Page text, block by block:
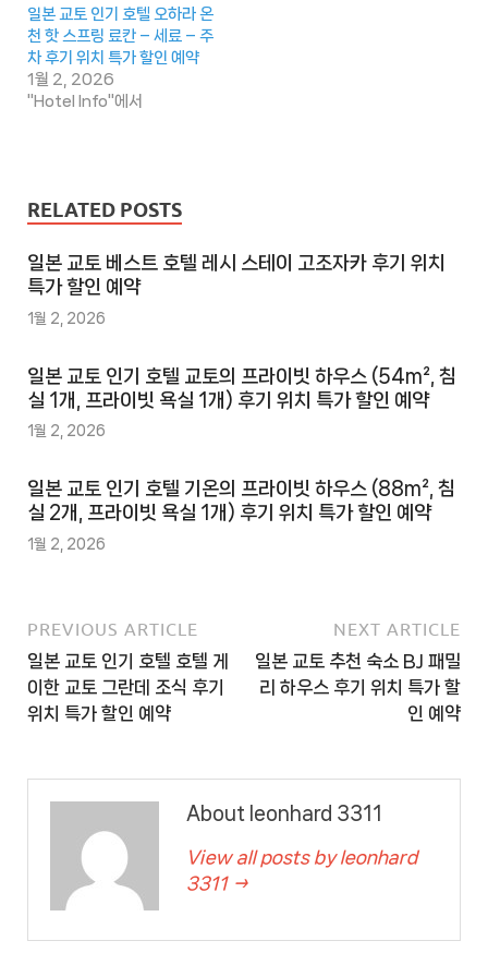
일본 교토 인기 호텔 오하라 온
천 핫 스프링 료칸 – 세료 – 주
차 후기 위치 특가 할인 예약
1월 2, 2026
"Hotel Info"에서
RELATED POSTS
일본 교토 베스트 호텔 레시 스테이 고조자카 후기 위치
특가 할인 예약
1월 2, 2026
일본 교토 인기 호텔 교토의 프라이빗 하우스 (54m², 침
실 1개, 프라이빗 욕실 1개) 후기 위치 특가 할인 예약
1월 2, 2026
일본 교토 인기 호텔 기온의 프라이빗 하우스 (88m², 침
실 2개, 프라이빗 욕실 1개) 후기 위치 특가 할인 예약
1월 2, 2026
PREVIOUS ARTICLE
일본 교토 인기 호텔 호텔 게
이한 교토 그란데 조식 후기
위치 특가 할인 예약
NEXT ARTICLE
일본 교토 추천 숙소 BJ 패밀
리 하우스 후기 위치 특가 할
인 예약
About leonhard 3311
View all posts by leonhard
3311 →